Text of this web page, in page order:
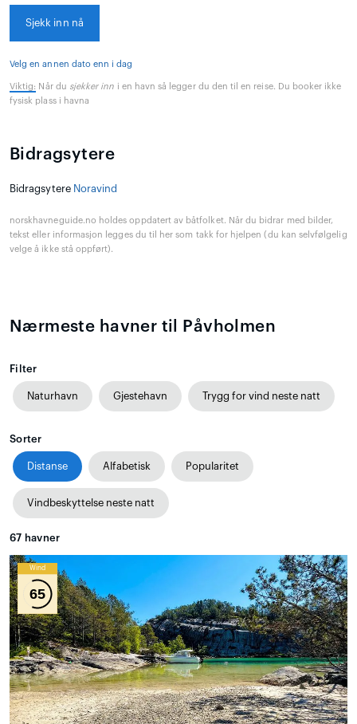
Sjekk inn nå
Velg en annen dato enn i dag
Viktig: Når du sjekker inn i en havn så legger du den til en reise. Du booker ikke
fysisk plass i havna
Bidragsytere
Bidragsytere Noravind
norskhavneguide.no holdes oppdatert av båtfolket. Når du bidrar med bilder,
tekst eller informasjon legges du til her som takk for hjelpen (du kan selvfølgelig
velge å ikke stå oppført).
Nærmeste havner til Påvholmen
Filter
Naturhavn Gjestehavn Trygg for vind neste natt
Sorter
Distanse Alfabetisk Popularitet
Vindbeskyttelse neste natt
67 havner
Wind
65